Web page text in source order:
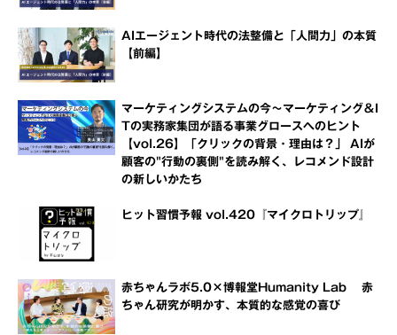
AIエージェント時代の法整備と「人間力」の本質
【前編】
マーケティングシステムの今～マーケティング＆I
Tの実務家集団が語る事業グロースへのヒント
【vol.26】「クリックの背景・理由は？」 AIが
顧客の"行動の裏側"を読み解く、レコメンド設計
の新しいかたち
ヒット習慣予報 vol.420『マイクロトリップ』
赤ちゃんラボ5.0×博報堂Humanity Lab 赤
ちゃん研究が明かす、本質的な感覚の喜び